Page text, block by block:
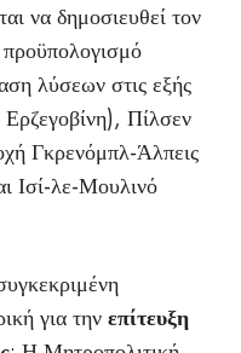
να δημοσιευθεί τον
λύσεων στις εξής
Ερζεγοβίνη), Πίλσεν
Γκρενόμπλ-Άλπεις
Ισί-λε-Μουλινό
για τηνεπίτευξη